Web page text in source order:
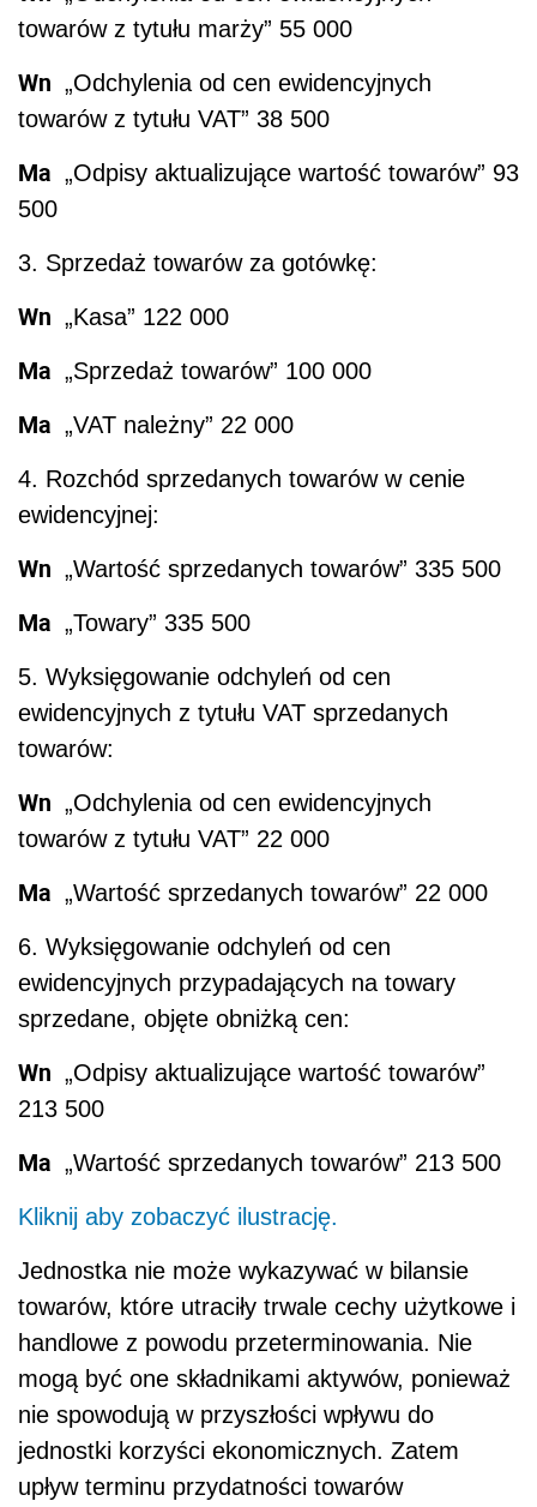
towarów z tytułu marży” 55 000
Wn „Odchylenia od cen ewidencyjnych
towarów z tytułu VAT” 38 500
Ma „Odpisy aktualizujące wartość towarów” 93
500
3. Sprzedaż towarów za gotówkę:
Wn „Kasa” 122 000
Ma „Sprzedaż towarów” 100 000
Ma „VAT należny” 22 000
4. Rozchód sprzedanych towarów w cenie
ewidencyjnej:
Wn „Wartość sprzedanych towarów” 335 500
Ma „Towary” 335 500
5. Wyksięgowanie odchyleń od cen
ewidencyjnych z tytułu VAT sprzedanych
towarów:
Wn „Odchylenia od cen ewidencyjnych
towarów z tytułu VAT” 22 000
Ma „Wartość sprzedanych towarów” 22 000
6. Wyksięgowanie odchyleń od cen
ewidencyjnych przypadających na towary
sprzedane, objęte obniżką cen:
Wn „Odpisy aktualizujące wartość towarów”
213 500
Ma „Wartość sprzedanych towarów” 213 500
Kliknij aby zobaczyć ilustrację.
Jednostka nie może wykazywać w bilansie
towarów, które utraciły trwale cechy użytkowe i
handlowe z powodu przeterminowania. Nie
mogą być one składnikami aktywów, ponieważ
nie spowodują w przyszłości wpływu do
jednostki korzyści ekonomicznych. Zatem
upływ terminu przydatności towarów